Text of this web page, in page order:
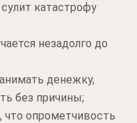
катастрофу
незадолго до
денежку,
без причины;
что опрометчивость